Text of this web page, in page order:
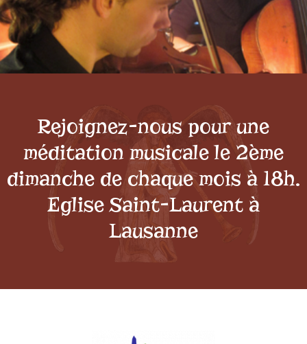
Rejoignez-nous pour une
méditation musicale le 2ème
dimanche de chaque mois à 18h.
Eglise Saint-Laurent à
Lausanne